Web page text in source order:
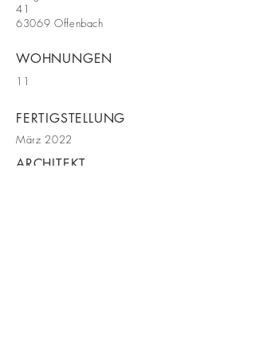
41
63069 Offenbach
WOHNUNGEN
11
FERTIGSTELLUNG
März 2022
ARCHITEKT